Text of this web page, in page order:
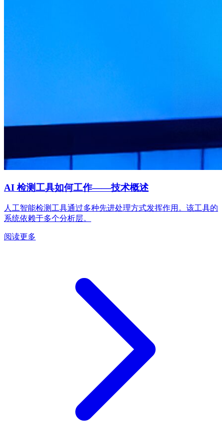
AI 检测工具如何工作——技术概述
人工智能检测工具通过多种先进处理方式发挥作用。该工具的
系统依赖于多个分析层。
阅读更多